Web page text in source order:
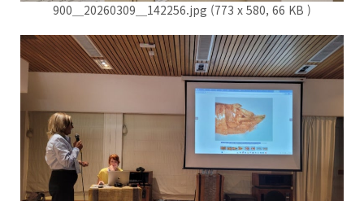
900＿20260309＿142256.jpg (773 x 580, 66 KB )